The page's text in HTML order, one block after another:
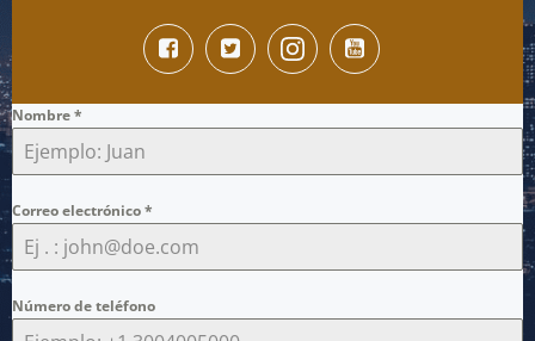
Nombre*
Correo electrónico*
Número de teléfono